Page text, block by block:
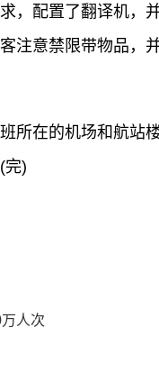
，配置了翻译机，
注意禁限带物品，
所在的机场和航站
完)
人次